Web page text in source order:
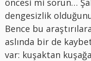
dengesizlik
Bence bu
aslında bir de
var: kuşaktan